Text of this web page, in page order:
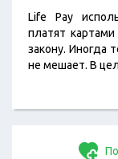
Life Pay
платят
закону. Иногда
не мешает. В